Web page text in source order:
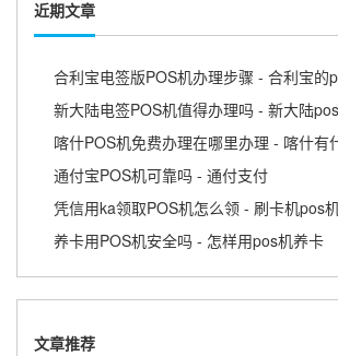
近期文章
合利宝电签版POS机办理步骤 - 合利宝的
新大陆电签POS机值得办理吗 - 新大陆
喀什POS机免费办理在哪里办理 - 喀什有
通付宝POS机可靠吗 - 通付支付
凭信用ka领取POS机怎么领 - 刷卡机pos
养卡用POS机安全吗 - 怎样用pos机养卡
文章推荐